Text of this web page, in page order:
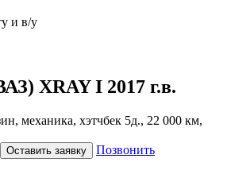
и в/у
XRAYI 2017 г.в.
механика, хэтчбек 5д., 22 000 км,
Оставить заявку
Позвонить